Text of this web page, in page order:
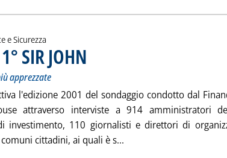
e Sicurezza
SIR JOHN
apprezzate
l'edizione 2001 del sondaggio condotto dal
attraverso interviste a 914 amministratori
investimento, 110 giornalisti e direttori di
cittadini, ai quali è s... Leggi tutta la notizia: